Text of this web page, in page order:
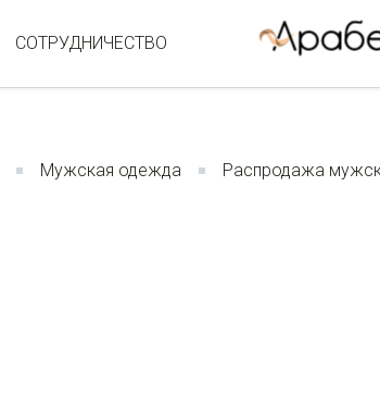
СОТРУДНИЧЕСТВО
Мужская одежда Распродажа